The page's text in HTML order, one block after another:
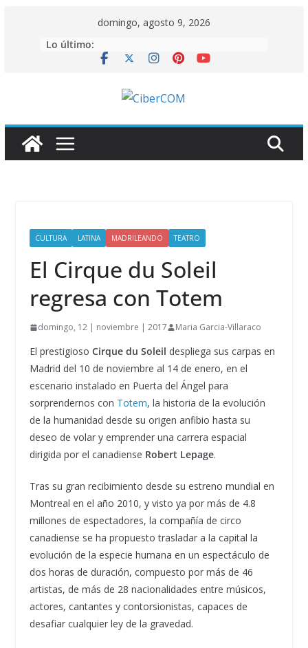
domingo, agosto 9, 2026
Lo último:
CULTURA LATINA MADRILEANDO TEATRO
El Cirque du Soleil
regresa con Totem
domingo, 12 | noviembre | 2017 Maria Garcia-Villaraco
El prestigioso Cirque du Soleil despliega sus carpas en
Madrid del 10 de noviembre al 14 de enero, en el
escenario instalado en Puerta del Ángel para
sorprendernos con Totem, la historia de la evolución
de la humanidad desde su origen anfibio hasta su
deseo de volar y emprender una carrera espacial
dirigida por el canadiense Robert Lepage.
Tras su gran recibimiento desde su estreno mundial en
Montreal en el año 2010, y visto ya por más de 4.8
millones de espectadores, la compañía de circo
canadiense se ha propuesto trasladar a la capital la
evolución de la especie humana en un espectáculo de
dos horas de duración, compuesto por más de 46
artistas, de más de 28 nacionalidades entre músicos,
actores, cantantes y contorsionistas, capaces de
desafiar cualquier ley de la gravedad.